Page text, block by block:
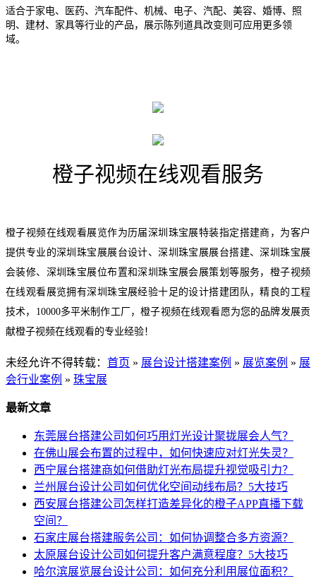
适合于家电、医药、汽车配件、机械、电子、汽配、美容、婚博、照
明、建材、家具等行业的产品，展示陈列道具改变则可应用更多领
域。
橙子视频在线观看服务
橙子视频在线观看展览作为历届深圳珠宝展特装指定搭建商，为客户
提供专业的深圳珠宝展展台设计、深圳珠宝展展台搭建、深圳珠宝展
会装修、 深圳珠宝展位布置和深圳珠宝展会展策划等服务，橙子视频
在线观看展览拥有深圳珠宝展经验十足的设计搭建团队，精良的工程
技术， 10000多平米制作工厂，橙子视频在线观看愿为您的品牌发展贡
献橙子视频在线观看的专业经验！
未经允许不得转载： 首页 » 展台设计搭建案例 » 展览案例 » 展
会行业案例 » 珠宝展
最新文章
东莞展台搭建公司如何巧用灯光设计聚拢展会人气？
在佛山展会布置的过程中，如何快速应对灯光失灵？
西宁展台搭建商如何借助灯光布局提升视觉吸引力？
兰州展台设计公司如何优化空间动线布局？5大技巧
西安展台搭建公司怎样打造差异化的橙子APP直播下载
空间？
石家庄展台搭建服务公司：如何协调整合多方资源？
太原展台设计公司如何提升客户满意程度？5大技巧
哈尔滨展览展台设计公司：如何充分利用展位面积？